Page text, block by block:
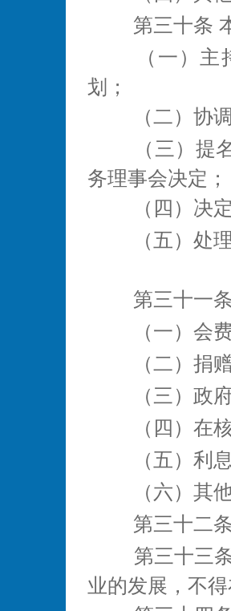
第三十条
（一）
划；
（二）协
（三）
务理事会决定；
（四）决
（五）处
第三十一
（一）会
（二）捐
（三）政
（四）在
（五）利
（六）其
第三十二
第三十三
业的发展，不